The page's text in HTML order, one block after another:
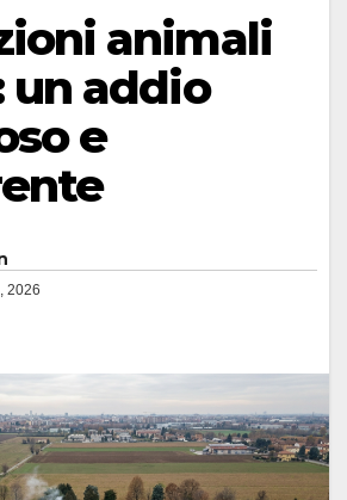
animali
un addio
e
2026